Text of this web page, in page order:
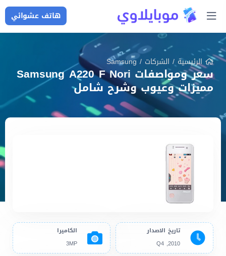
هاتف عشوائي
الرئيسية/ الشركات /
Samsung
سعر ومواصفات Samsung A220 F Nori
مميزات وعيوب وشرح شامل
تاريخ الاصدار
2010, Q4
الكاميرا
3MP